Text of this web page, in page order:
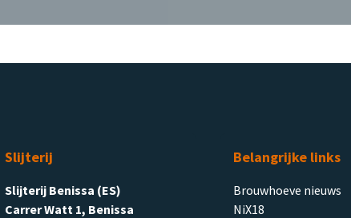
Slijterij
Slijterij Benissa (ES)
Carrer Watt 1, Benissa
Belangrijke links
Brouwhoeve nieuws
NiX18